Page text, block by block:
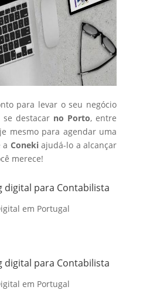
para levar o seu negócio
destacar no Porto, entre
mesmo para agendar uma
a Conekiajudá-lo a alcançar
merece!
digital para Contabilista
em Portugal
digital para Contabilista
em Portugal